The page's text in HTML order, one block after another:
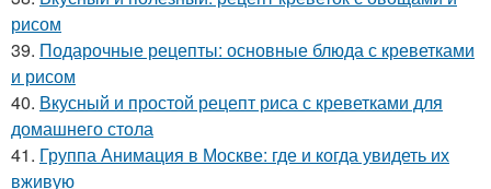
рисом
39. Подарочные рецепты: основные блюда с креветками
и рисом
40. Вкусный и простой рецепт риса с креветками для
домашнего стола
41. Группа Анимация в Москве: где и когда увидеть их
вживую